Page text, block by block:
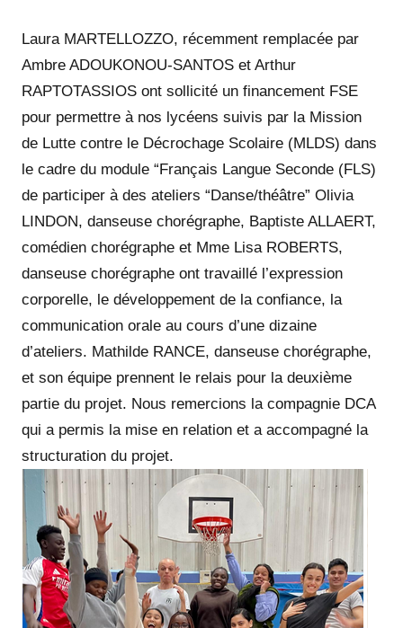
Laura MARTELLOZZO, récemment remplacée par
Ambre ADOUKONOU-SANTOS et Arthur
RAPTOTASSIOS ont sollicité un financement FSE
pour permettre à nos lycéens suivis par la Mission
de Lutte contre le Décrochage Scolaire (MLDS) dans
le cadre du module “Français Langue Seconde (FLS)
de participer à des ateliers “Danse/théâtre” Olivia
LINDON, danseuse chorégraphe, Baptiste ALLAERT,
comédien chorégraphe et Mme Lisa ROBERTS,
danseuse chorégraphe ont travaillé l’expression
corporelle, le développement de la confiance, la
communication orale au cours d’une dizaine
d’ateliers. Mathilde RANCE, danseuse chorégraphe,
et son équipe prennent le relais pour la deuxième
partie du projet. Nous remercions la compagnie DCA
qui a permis la mise en relation et a accompagné la
structuration du projet.